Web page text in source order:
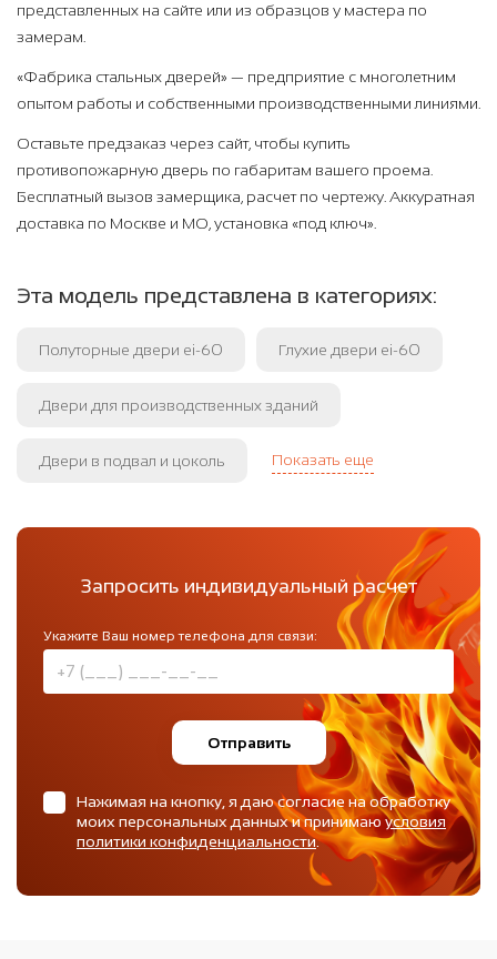
представленных на сайте или из образцов у мастера по
замерам.
«Фабрика стальных дверей» — предприятие с многолетним
опытом работы и собственными производственными линиями.
Оставьте предзаказ через сайт, чтобы купить
противопожарную дверь по габаритам вашего проема.
Бесплатный вызов замерщика, расчет по чертежу. Аккуратная
доставка по Москве и МО, установка «под ключ».
Эта модель представлена в категориях:
Полуторные двери ei-60 Глухие двери ei-60
Двери для производственных зданий
Двери в подвал и цоколь Показать еще
Запросить индивидуальный расчет
Укажите Ваш номер телефона для связи:
Отправить
Нажимая на кнопку, я даю согласие на обработку
моих персональных данных и принимаюусловия
политики конфиденциальности.